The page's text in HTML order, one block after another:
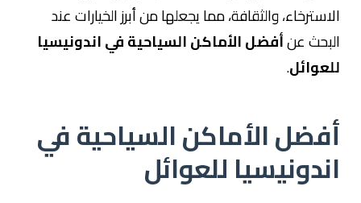
الاسترخاء، والثقافة، مما يجعلها من أبرز الخيارات عند
البحث عنأفضل الأماكن السياحية في اندونيسيا
للعوائل.
أفضل الأماكن السياحية في
اندونيسيا للعوائل